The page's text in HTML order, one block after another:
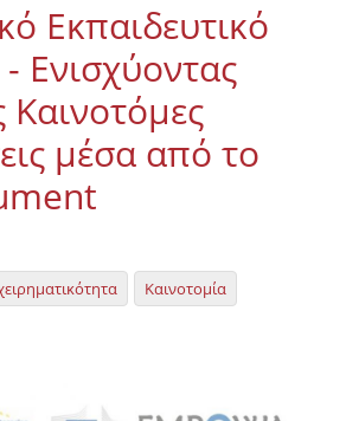
Εκπαιδευτικό
Ενισχύοντας
Καινοτόμες
μέσα από το
Καινοτομία